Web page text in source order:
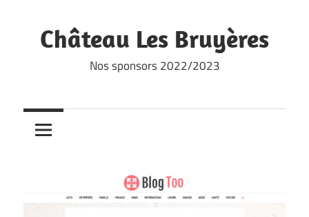
content
Château Les Bruyères
Nos sponsors 2022/2023